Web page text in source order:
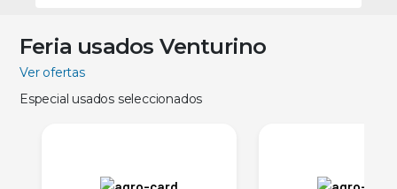
Feria usados Venturino
Ver ofertas
Especial usados seleccionados